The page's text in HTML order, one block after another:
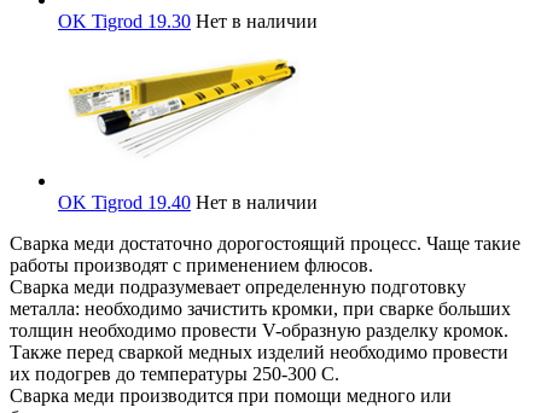
OK Tigrod 19.30 Нет в наличии
OK Tigrod 19.40 Нет в наличии
Сварка меди достаточно дорогостоящий процесс. Чаще такие
работы производят с применением флюсов.
Сварка меди подразумевает определенную подготовку
металла: необходимо зачистить кромки, при сварке больших
толщин необходимо провести V-образную разделку кромок.
Также перед сваркой медных изделий необходимо провести
их подогрев до температуры 250-300 С.
Сварка меди производится при помощи медного или